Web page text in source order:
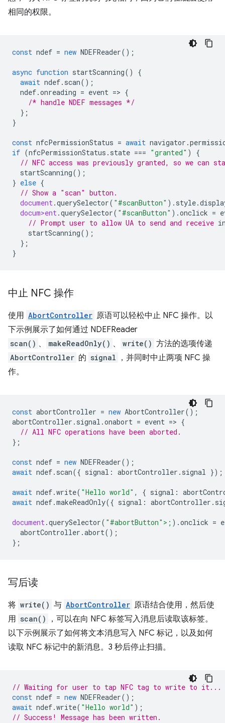
相同的权限。
const ndef = new NDEFReader();
async function startScanning()
{
await ndef. scan();
ndef.onreading = event => {
/* handle NDEF messages */
};
}
const nfcPermissionStatus = await navigator .
if (nfcPermissionStatus . state === "granted" )
{
// NFC access was previously granted, so we can
startScanning();
} else {
// Show a "scan" button.
document.querySelector( "#scanButton" ). style.
docum>ent.querySelector( "#scanButton" ).onclick =
// Prompt user to allow UA to send and receive
startScanning();
};
}
中止 NFC 操作
使用 AbortController 原语可以轻松中止 NFC 操作。以
下示例展示了如何通过 NDEFReader
scan() 、 makeReadOnly() 、 write() 方法的选项传递
AbortController 的 signal
，并同时中止两项 NFC 操
作。
const abortController = new AbortController();
abortController . signal .onabort = event => {
// All NFC operations have been aborted.
};
const ndef = new NDEFReader();
await ndef. scan({ signal : abortController . signal });
await ndef.write( "Hello world" , { signal :
await ndef.makeReadOnly({ signal : abortController .
document.querySelector( "#abortButton">; ).onclick =
abortController .abort();
};
写后读
将 write() 与 AbortController 原语结合使用，然后使
用 scan()
，可以在向 NFC 标签写入消息后读取该标签。
以下示例展示了如何将文本消息写入 NFC 标记，以及如何
读取 NFC 标记中的新消息。3 秒后停止扫描。
// Waiting for user to tap NFC tag to write to it...
const ndef = new NDEFReader();
await ndef.write( "Hello world" );
// Success! Message has been written.